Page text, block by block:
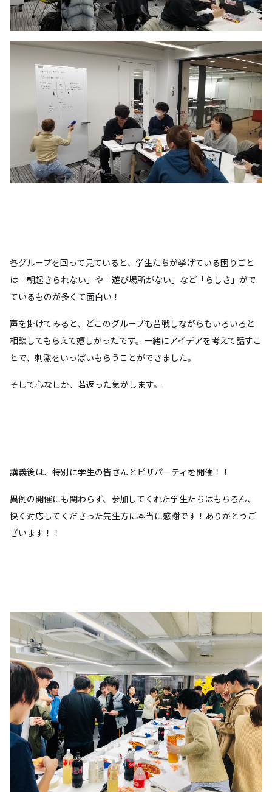
各グループを回って見ていると、学生たちが挙げている困りごと
は「朝起きられない」や「遊び場所がない」など「らしさ」がで
ているものが多くて面白い！
声を掛けてみると、どこのグループも苦戦しながらもいろいろと
相談してもらえて嬉しかったです。一緒にアイデアを考えて話すこ
とで、刺激をいっぱいもらうことができました。
そして心なしか、若返った気がします。
講義後は、特別に学生の皆さんとピザパーティを開催！！
異例の開催にも関わらず、参加してくれた学生たちはもちろん、
快く対応してくださった先生方に本当に感謝です！ありがとうご
ざいます！！